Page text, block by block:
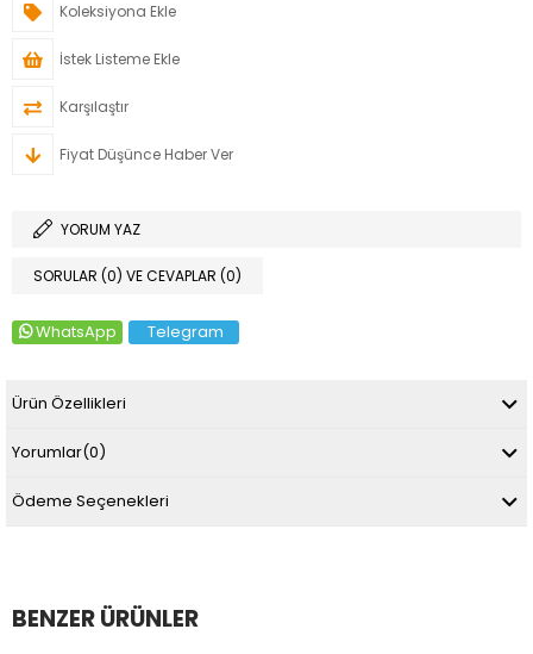
Koleksiyona Ekle
İstek Listeme Ekle
Karşılaştır
Fiyat Düşünce Haber Ver
YORUM YAZ
SORULAR (0) VE CEVAPLAR (0)
WhatsApp Telegram
Ürün Özellikleri
Yorumlar(0)
Ödeme Seçenekleri
BENZER ÜRÜNLER